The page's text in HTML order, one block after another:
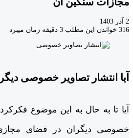
2 آذر 1403
316 خواندن این مطلب 3 دقیقه زمان میبرد
آیا انتشار تصاویر خصوصی
آیا تا به حال به این موضوع
خصوصی دیگران در فضای